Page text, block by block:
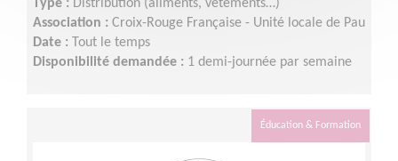
Type : Distribution (aliments, vêtements…)
Association : Croix-Rouge Française - Unité locale de Pau
Date : Tout le temps
Disponibilité demandée : 1 demi-journée par semaine
Éducation & Formation